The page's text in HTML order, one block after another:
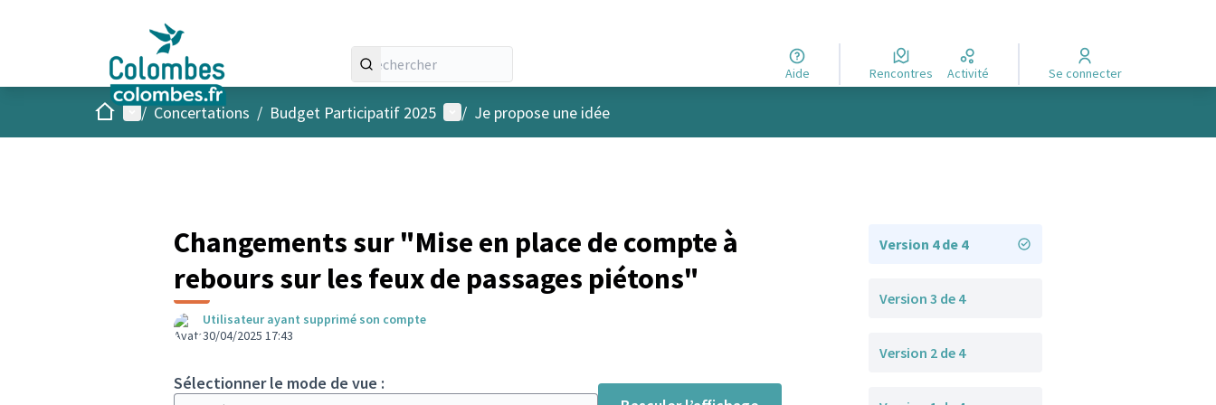
Aide Rencontres Activité Se connecter
AccueilMenu principal
/ Concertations / Budget Participatif 2025 Menu utilisateur
/ Je propose une idée
Changements sur "Mise en place de compte à
rebours sur les feux de passages piétons"
Utilisateur ayant supprimé son compte
30/04/2025 17:43
Sélectionner le mode de vue :
Version 4 de 4
Version 3 de 4
Version 2 de 4